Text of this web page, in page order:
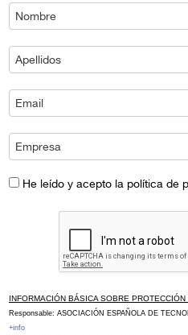
He leído y acepto la política de
INFORMACIÓN BÁSICA SOBRE PROTECCIÓN
Responsable: ASOCIACIÓN ESPAÑOLA DE
+info